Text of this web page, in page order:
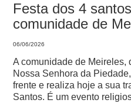
Festa dos 4
comunidade de
06/06/2026
A comunidade de Meireles,
Nossa Senhora da
frente e realiza hoje a sua
Santos. É um evento